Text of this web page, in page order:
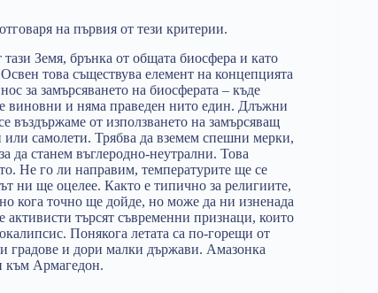
на първия от тези критерии.
Земя, брънка от общата биосфера и като
това съществува елемент на концепцията
за замърсяването на биосферата – къде
виновни и няма праведен нито един. Длъжни
въздържаме от използването на замърсяващ
или самолети. Трябва да вземем спешни мерки,
да станем въглеродно-неутрални. Това
Не го ли направим, температурите ще се
ни ще оцелее. Както е типично за религиите,
кога точно ще дойде, но може да ни изненада
активисти търсят съвременни признаци, които
Понякога летата са по-горещи от
градове и дори малки държави. Амазонка
към Армагедон.